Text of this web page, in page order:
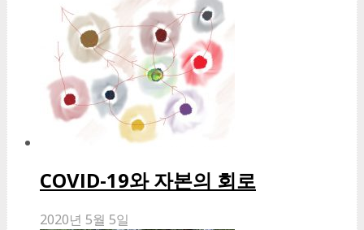
COVID-19와 자본의 회로
2020년 5월 5일